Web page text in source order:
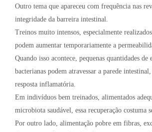
Outro tema que apareceu com frequência nas
integridade da barreira intestinal.
Treinos muito intensos, especialmente
podem aumentar temporariamente a
Quando isso acontece, pequenas quantidades de
bacterianas podem atravessar a parede
resposta inflamatória.
Em indivíduos bem treinados, alimentados
microbiota saudável, essa recuperação costuma
Por outro lado, alimentação pobre em fibras,